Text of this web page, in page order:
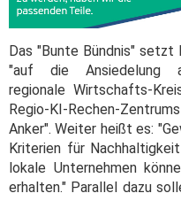
Das "Bunte Bündnis"
"auf die Ansiedelung
regionale Wirtschafts-
Regio-KI-Rechen-
Anker". Weiter heißt es:
Kriterien für
lokale Unternehmen
erhalten." Parallel dazu